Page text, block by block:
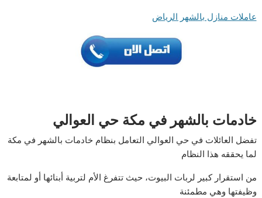
عاملات منازل بالشهر الرياض
خادمات بالشهر في مكة حي العوالي
تفضل العائلات في حي العوالي التعامل بنظام خادمات بالشهر في مكة
لما يحققه هذا النظام
من استقرار كبير لربات البيوت، حيث تتفرغ الأم لتربية أبنائها أو لمتابعة
وظيفتها وهي مطمئنة